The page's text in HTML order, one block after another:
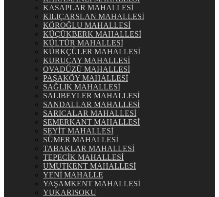
KASAPLAR MAHALLESİ
KILIÇARSLAN MAHALLESİ
KÖROĞLU MAHALLESİ
KÜÇÜKBERK MAHALLESİ
KÜLTÜR MAHALLESİ
KÜRKÇÜLER MAHALLESİ
KURUÇAY MAHALLESİ
OVADÜZÜ MAHALLESİ
PAŞAKÖY MAHALLESİ
SAĞLIK MAHALLESİ
SALIBEYLER MAHALLESİ
SANDALLAR MAHALLESİ
SARICALAR MAHALLESİ
SEMERKANT MAHALLESİ
SEYİT MAHALLESİ
SÜMER MAHALLESİ
TABAKLAR MAHALLESİ
TEPECİK MAHALLESİ
UMUTKENT MAHALLESİ
YENİ MAHALLE
YAŞAMKENT MAHALLESİ
YUKARISOKU